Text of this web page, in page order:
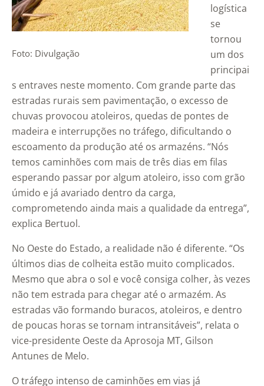
Foto: Divulgação
logística
se
tornou
um dos
principai
s entraves neste momento. Com grande parte das
estradas rurais sem pavimentação, o excesso de
chuvas provocou atoleiros, quedas de pontes de
madeira e interrupções no tráfego, dificultando o
escoamento da produção até os armazéns. “Nós
temos caminhões com mais de três dias em filas
esperando passar por algum atoleiro, isso com grão
úmido e já avariado dentro da carga,
comprometendo ainda mais a qualidade da entrega”,
explica Bertuol.
No Oeste do Estado, a realidade não é diferente. “Os
últimos dias de colheita estão muito complicados.
Mesmo que abra o sol e você consiga colher, às vezes
não tem estrada para chegar até o armazém. As
estradas vão formando buracos, atoleiros, e dentro
de poucas horas se tornam intransitáveis”, relata o
vice-presidente Oeste da Aprosoja MT, Gilson
Antunes de Melo.
O tráfego intenso de caminhões em vias já